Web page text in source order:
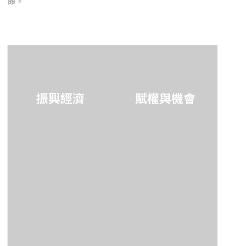
振興經濟 賦權與機會